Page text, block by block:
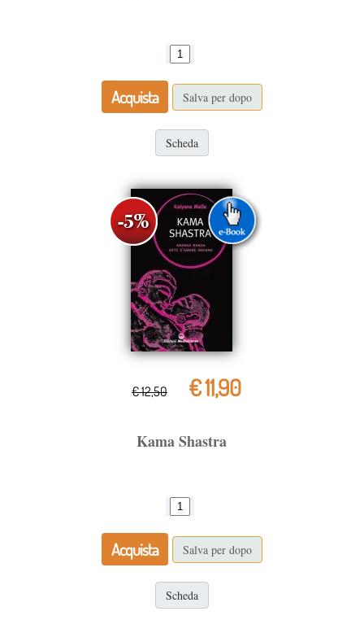
Acquista Salva per dopo
Scheda
€ 12,50 € 11,90
Kama Shastra
Acquista Salva per dopo
Scheda